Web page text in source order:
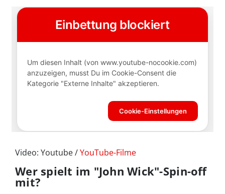
Video: Youtube /YouTube-Filme
Wer spielt im "John Wick"-Spin-off
mit?